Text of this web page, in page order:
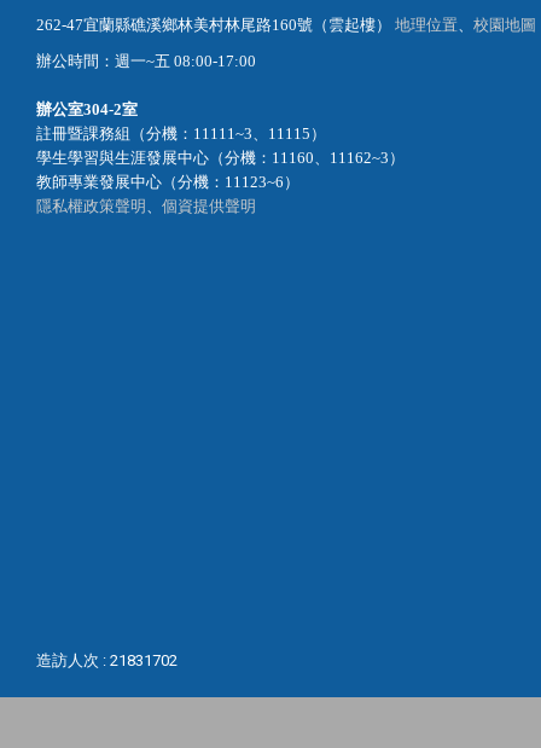
262-47宜蘭縣礁溪鄉林美村林尾路160號（雲起樓） 地理位置、 校園地圖
辦公時間：週一~五 08:00-17:00
辦公室304-2室
註冊暨課務組（分機：11111~3、11115）
學生學習與生涯發展中心（分機：11160、11162~3）
教師專業發展中心（分機：11123~6）
隱私權政策聲明 、 個資提供聲明
造訪人次 : 21831702